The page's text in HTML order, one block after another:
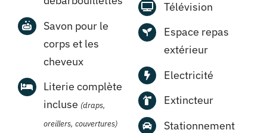
Savon pour le
corps et les
cheveux
Literie complète
incluse (draps,
oreillers, couvertures)
Télévision
Espace repas
extérieur
Electricité
Extincteur
Stationnement